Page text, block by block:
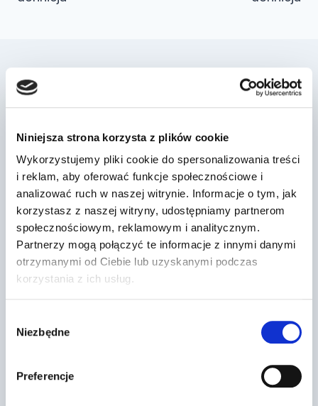
Niniejsza strona korzysta z plików cookie
Wykorzystujemy pliki cookie do spersonalizowania treści
i reklam, aby oferować funkcje społecznościowe i
analizować ruch w naszej witrynie. Informacje o tym, jak
korzystasz z naszej witryny, udostępniamy partnerom
społecznościowym, reklamowym i analitycznym.
Partnerzy mogą połączyć te informacje z innymi danymi
otrzymanymi od Ciebie lub uzyskanymi podczas
korzystania z ich usług.
zgody
Niezbędne
Preferencje
Podobne wpisy
Dr Prawko odpowiada: Czy
wyprzedzając ten samochód masz
obowiązek zacho…
Przez 2022-03-13